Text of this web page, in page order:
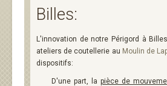
Billes:
L'innovation de notre Périgord à
ateliers de coutellerie au Moulin de
dispositifs:
D'une part, la pièce de